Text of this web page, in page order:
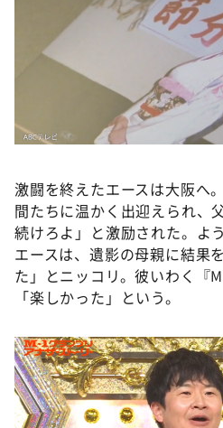
激闘を終えたエースは大阪へ
間たちに温かく出迎えられ、
続けろよ」と激励された。よ
エースは、遺影の母親に結果
た」とニッコリ。彼いわく『
「楽しかった」という。